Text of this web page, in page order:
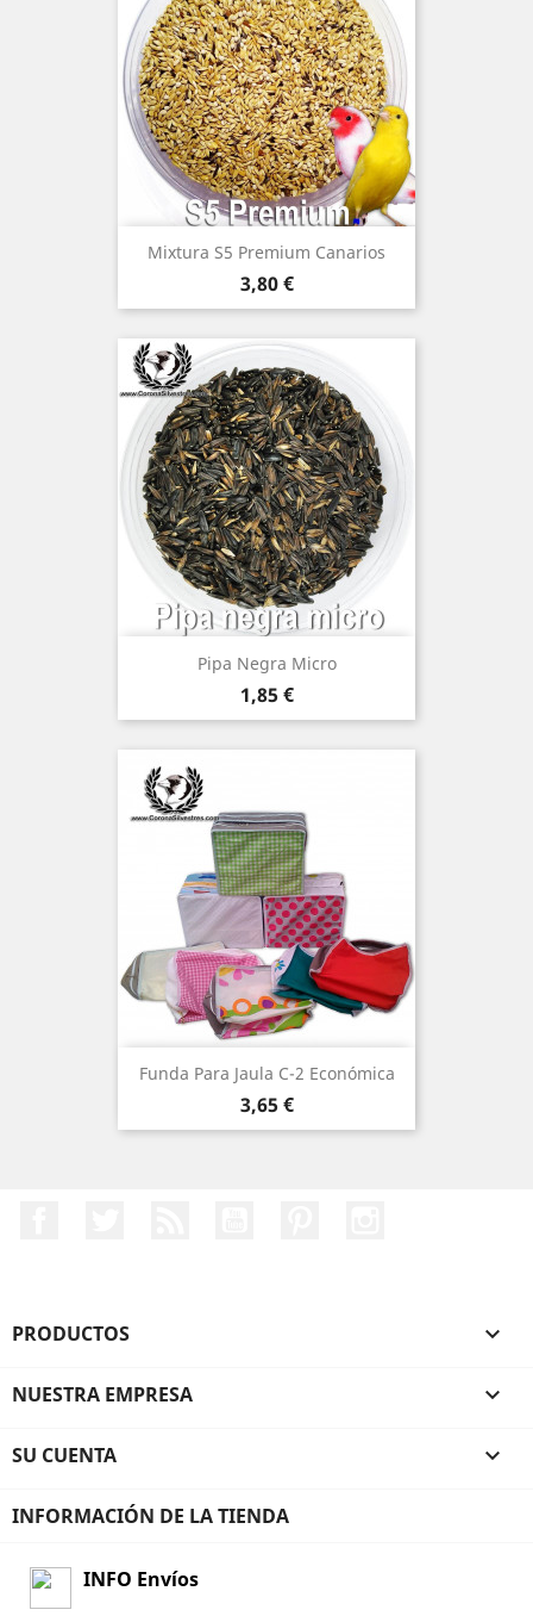
Mixtura S5 Premium Canarios
Precio
3,80 €
Pipa Negra Micro
Precio
1,85 €
Funda Para Jaula C-2 Económica
Precio
3,65 €
PRODUCTOS 
NUESTRA EMPRESA 
SU CUENTA 
INFORMACIÓN DE LA TIENDA
INFO Envíos